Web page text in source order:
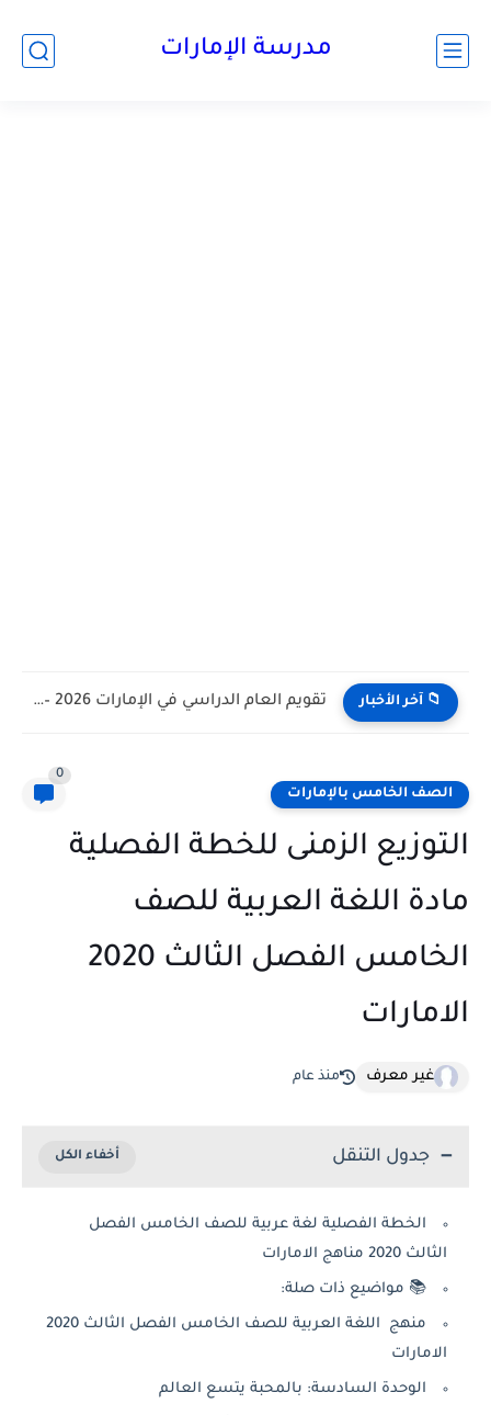
مدرسة الإمارات
📁 آخر الأخبار تقويم العام الدراسي في الإمارات 2026 – 2027 - مواعيد...
الصف الخامس بالإمارات
0
التوزيع الزمنى للخطة الفصلية
مادة اللغة العربية للصف
الخامس الفصل الثالث 2020
الامارات
غير معرف منذ عام
جدول التنقل
الخطة الفصلية لغة عربية للصف الخامس الفصل
الثالث 2020 مناهج الامارات
📚 مواضيع ذات صلة:
منهج اللغة العربية للصف الخامس الفصل الثالث 2020
الامارات
الوحدة السادسة: بالمحبة يتسع العالم